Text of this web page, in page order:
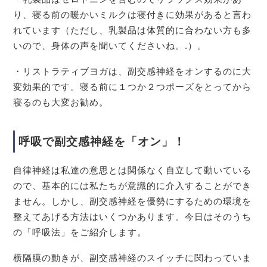
り、寝る前の暖かいミルクは寝付きに効果があると言わ
れています（ただし、乳製品は体質的に合わない方も多
いので、身体の声を聞いてくださいね。.）。
・リストラティブヨガは、副交感神経をオンするのに大
変効果的です。寝る前に１つか２つポーズをとってから
寝るのも大変お勧め。
呼吸で副交感神経を「オン」！
自律神経は私達の意思とは関係なく自立して動いている
ので、基本的には私たちが意識的に介入することができ
ません。しかし、副交感神経を優勢にするための環境を
整えてあげる方法はいくつかあります。今日はそのうち
の「呼吸法」をご紹介します。
横隔膜の動きが、副交感神経のスイッチに関わっていま